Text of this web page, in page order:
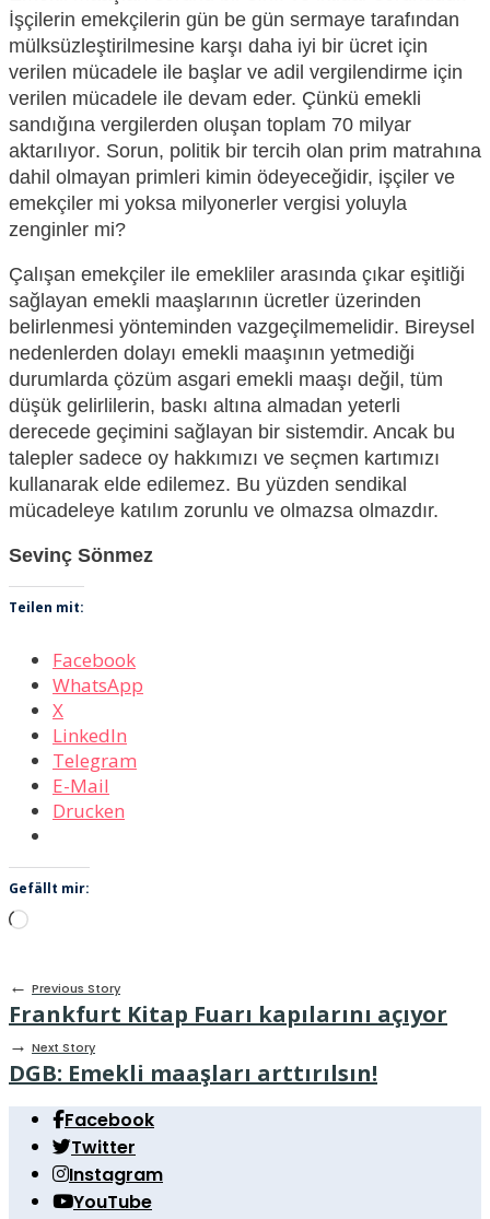
İşçilerin emekçilerin gün be gün sermaye tarafından
mülksüzleştirilmesine karşı daha iyi bir ücret için
verilen mücadele ile başlar ve adil vergilendirme için
verilen mücadele ile devam eder. Çünkü emekli
sandığına vergilerden oluşan toplam 70 milyar
aktarılıyor. Sorun, politik bir tercih olan prim matrahına
dahil olmayan primleri kimin ödeyeceğidir, işçiler ve
emekçiler mi yoksa milyonerler vergisi yoluyla
zenginler mi?
Çalışan emekçiler ile emekliler arasında çıkar eşitliği
sağlayan emekli maaşlarının ücretler üzerinden
belirlenmesi yönteminden vazgeçilmemelidir. Bireysel
nedenlerden dolayı emekli maaşının yetmediği
durumlarda çözüm asgari emekli maaşı değil, tüm
düşük gelirlilerin, baskı altına al madan yeterli
derecede geçimini sağlayan bir sistemdir. Ancak bu
talepler sadece oy hakkımızı ve seçmen kartımızı
kullanarak elde edilemez. Bu yüzden sendikal
mücadeleye katılım zorunlu ve olmazsa olmazdır.
Sevinç Sönmez
Teilen mit:
Facebook
WhatsApp
X
LinkedIn
Telegram
E-Mail
Drucken
Gefällt mir:
Wird
← Previous Story
Frankfurt Kitap Fuarı kapılarını açıyor
→ Next Story
DGB: Emekli maaşları arttırılsın!
Facebook
Twitter
Instagram
YouTube